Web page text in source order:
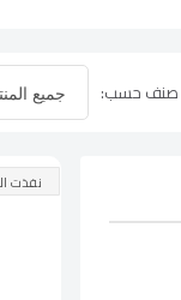
صنف حسب:
نفذت